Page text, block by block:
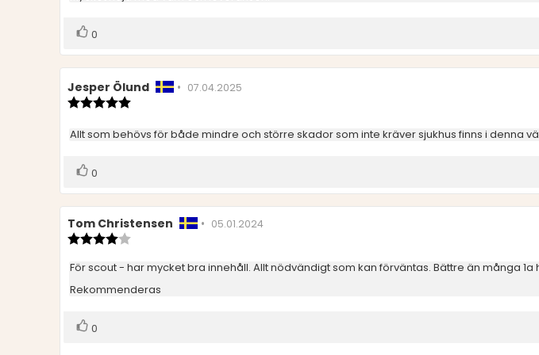
Rösta
0
Recensionsförfattare:
Jesper Ölund • Recensionsdatum:
07.04.2025
utav
5
Recensionstext:
Allt som behövs för både mindre och större skador som inte kräver sjukhus finns i denna
Rösta
0
Recensionsförfattare:
Tom Christensen • Recensionsdatum:
05.01.2024
utav
5
stjärnor
Recensionstext:
För scout - har mycket bra innehåll. Allt nödvändigt som kan förväntas. Bättre än många 1a
Rekommenderas
Rösta
0